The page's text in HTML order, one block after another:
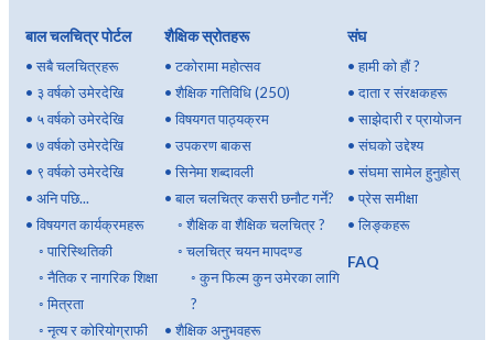
बाल चलचित्र पोर्टल
• सबै चलचित्रहरू
• ३ वर्षको उमेरदेखि
• ५ वर्षको उमेरदेखि
• ७ वर्षको उमेरदेखि
• ९ वर्षको उमेरदेखि
• अनि पछि...
• विषयगत कार्यक्रमहरू
◦ पारिस्थितिकी
◦ नैतिक र नागरिक शिक्षा
◦ मित्रता
◦ नृत्य र कोरियोग्राफी
शैक्षिक स्रोतहरू
• टकोरामा महोत्सव
• शैक्षिक गतिविधि (250)
• विषयगत पाठ्यक्रम
• उपकरण बाकस
• सिनेमा शब्दावली
• बाल चलचित्र कसरी छनौट गर्ने?
◦ शैक्षिक वा शैक्षिक चलचित्र ?
◦ चलचित्र चयन मापदण्ड
◦ कुन फिल्म कुन उमेरका लागि
?
• शैक्षिक अनुभवहरू
संघ
•हामी को हौं ?
•दाता र संरक्षकहरू
•साझेदारी र प्रायोजन
•संघको उद्देश्य
•संघमा सामेल हुनुहोस्
•प्रेस समीक्षा
•लिङ्कहरू
FAQ